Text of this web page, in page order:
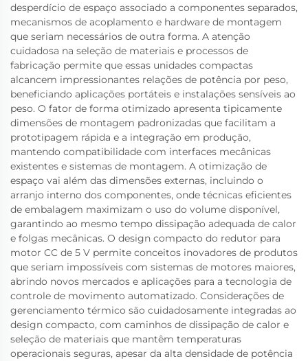
desperdício de espaço associado a componentes separados,
mecanismos de acoplamento e hardware de montagem
que seriam necessários de outra forma. A atenção
cuidadosa na seleção de materiais e processos de
fabricação permite que essas unidades compactas
alcancem impressionantes relações de potência por peso,
beneficiando aplicações portáteis e instalações sensíveis ao
peso. O fator de forma otimizado apresenta tipicamente
dimensões de montagem padronizadas que facilitam a
prototipagem rápida e a integração em produção,
mantendo compatibilidade com interfaces mecânicas
existentes e sistemas de montagem. A otimização de
espaço vai além das dimensões externas, incluindo o
arranjo interno dos componentes, onde técnicas eficientes
de embalagem maximizam o uso do volume disponível,
garantindo ao mesmo tempo dissipação adequada de calor
e folgas mecânicas. O design compacto do redutor para
motor CC de 5 V permite conceitos inovadores de produtos
que seriam impossíveis com sistemas de motores maiores,
abrindo novos mercados e aplicações para a tecnologia de
controle de movimento automatizado. Considerações de
gerenciamento térmico são cuidadosamente integradas ao
design compacto, com caminhos de dissipação de calor e
seleção de materiais que mantêm temperaturas
operacionais seguras, apesar da alta densidade de potência